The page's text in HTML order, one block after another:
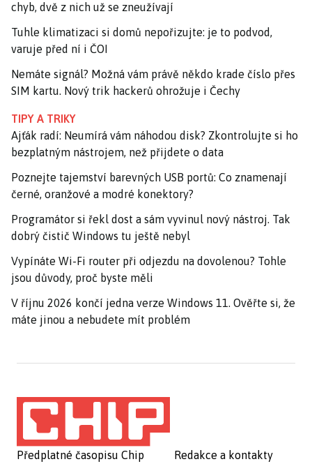
chyb, dvě z nich už se zneužívají
Tuhle klimatizaci si domů nepořizujte: je to podvod,
varuje před ní i ČOI
Nemáte signál? Možná vám právě někdo krade číslo přes
SIM kartu. Nový trik hackerů ohrožuje i Čechy
TIPY A TRIKY
Ajťák radí: Neumírá vám náhodou disk? Zkontrolujte si ho
bezplatným nástrojem, než přijdete o data
Poznejte tajemství barevných USB portů: Co znamenají
černé, oranžové a modré konektory?
Programátor si řekl dost a sám vyvinul nový nástroj. Tak
dobrý čistič Windows tu ještě nebyl
Vypínáte Wi-Fi router při odjezdu na dovolenou? Tohle
jsou důvody, proč byste měli
V říjnu 2026 končí jedna verze Windows 11. Ověřte si, že
máte jinou a nebudete mít problém
Předplatné časopisu Chip
Redakce a kontakty